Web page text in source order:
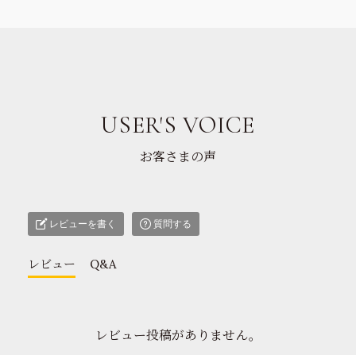
USER'S VOICE
お客さまの声
レビューを書く 質問する
レビュー Q&A
レビュー投稿がありません。